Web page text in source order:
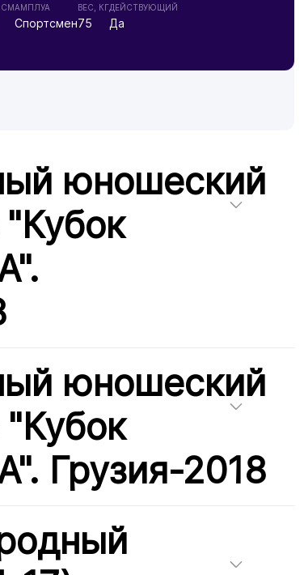
СМАМПЛУА
Спортсмен
ВЕС, КГ
75
ДЕЙСТВУЮЩИЙ
Да
юношеский
юношеский
Грузия-2018